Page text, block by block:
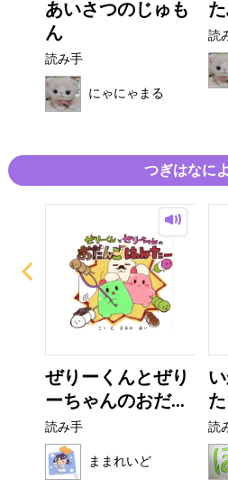
あいさつのじゅも
ん
読み手
にゃにゃまる
読
つぎはなに
ぜりーくんとぜり
ーちゃんのおだ...
読み手
ままれいど
読